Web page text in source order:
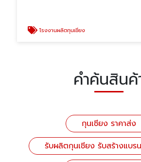
โรงงานผลิตกุนเชียง
คำค้นสินค้
กุนเชียง ราคาส่ง
รับผลิตกุนเชียง รับสร้างแบร